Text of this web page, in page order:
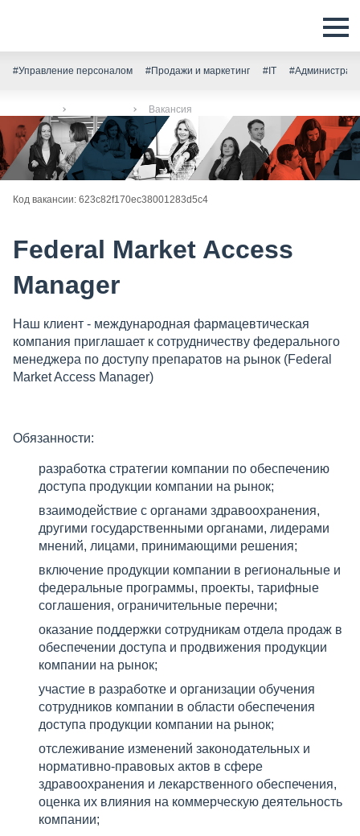
#Управление персоналом #Продажи и маркетинг #IT
Вакансия
Код вакансии: 623c82f170ec38001283d5c4
Federal Market Access
Manager
Наш клиент - международная фармацевтическая
компания приглашает к сотрудничеству федерального
менеджера по доступу препаратов на рынок (Federal
Market Access Manager)
Обязанности:
разработка стратегии компании по обеспечению
доступа продукции компании на рынок;
взаимодействие с органами здравоохранения,
другими государственными органами, лидерами
мнений, лицами, принимающими решения;
включение продукции компании в региональные и
федеральные программы, проекты, тарифные
соглашения, ограничительные перечни;
оказание поддержки сотрудникам отдела продаж в
обеспечении доступа и продвижения продукции
компании на рынок;
участие в разработке и организации обучения
сотрудников компании в области обеспечения
доступа продукции компании на рынок;
отслеживание изменений законодательных и
нормативно-правовых актов в сфере
здравоохранения и лекарственного обеспечения,
оценка их влияния на коммерческую деятельность
компании;